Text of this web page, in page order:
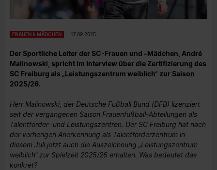
FRAUEN & MÄDCHEN 17.09.2025
Der Sportliche Leiter der SC-Frauen und -Mädchen, André
Malinowski, spricht im Interview über die Zertifizierung des
SC Freiburg als „Leistungszentrum weiblich“ zur Saison
2025/26.
Herr Malinowski, der Deutsche Fußball Bund (DFB) lizenziert
seit der vergangenen Saison Frauenfußball-Abteilungen als
Talentförder- und Leistungszentren. Der SC Freiburg hat nach
der vorherigen Anerkennung als Talentförderzentrum in
diesem Juli jetzt auch die Auszeichnung „Leistungszentrum
weiblich“ zur Spielzeit 2025/26 erhalten. Was bedeutet das
konkret?